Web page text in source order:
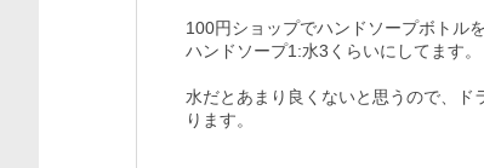
100円ショップでハンドソープボトル
ハンドソープ1:水3くらいにしてます。
水だとあまり良くないと思うので、ド
ります。